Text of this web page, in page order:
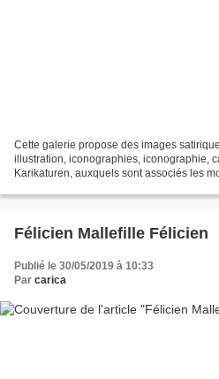
Cette galerie propose des images
illustration, iconographies, iconographie,
Karikaturen, auxquels sont associés les
Félicien Mallefille Félicien
Publié le 30/05/2019 à 10:33
Par carica